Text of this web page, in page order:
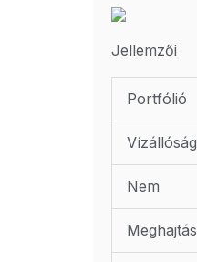
Jellemzői
Portfólió
Vízállóság
Nem
Meghajtás